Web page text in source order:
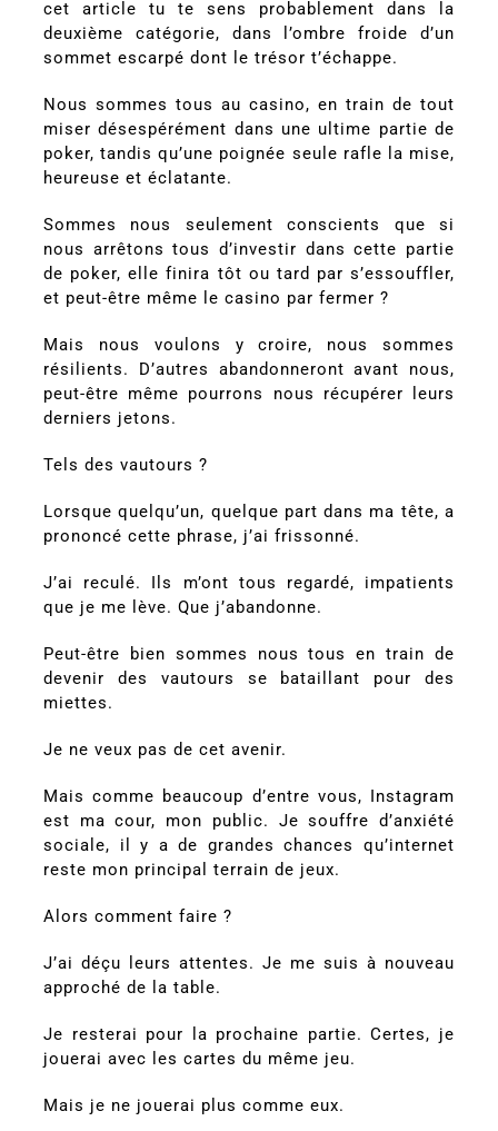
cet article tu te sens probablement dans la
deuxième catégorie, dans l’ombre froide d’un
sommet escarpé dont le trésor t’échappe.
Nous sommes tous au casino, en train de tout
miser désespérément dans une ultime partie de
poker, tandis qu’une poignée seule rafle la mise,
heureuse et éclatante.
Sommes nous seulement conscients que si
nous arrêtons tous d’investir dans cette partie
de poker, elle finira tôt ou tard par s’essouffler,
et peut-être même le casino par fermer ?
Mais nous voulons y croire, nous sommes
résilients. D’autres abandonneront avant nous,
peut-être même pourrons nous récupérer leurs
derniers jetons.
Tels des vautours ?
Lorsque quelqu’un, quelque part dans ma tête, a
prononcé cette phrase, j’ai frissonné.
J’ai reculé. Ils m’ont tous regardé, impatients
que je me lève. Que j’abandonne.
Peut-être bien sommes nous tous en train de
devenir des vautours se bataillant pour des
miettes.
Je ne veux pas de cet avenir.
Mais comme beaucoup d’entre vous, Instagram
est ma cour, mon public. Je souffre d’anxiété
sociale, il y a de grandes chances qu’internet
reste mon principal terrain de jeux.
Alors comment faire ?
J’ai déçu leurs attentes. Je me suis à nouveau
approché de la table.
Je resterai pour la prochaine partie. Certes, je
jouerai avec les cartes du même jeu.
Mais je ne jouerai plus comme eux.